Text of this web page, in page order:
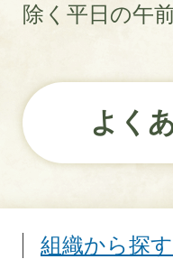
除く平日の午
よく
組織から探す